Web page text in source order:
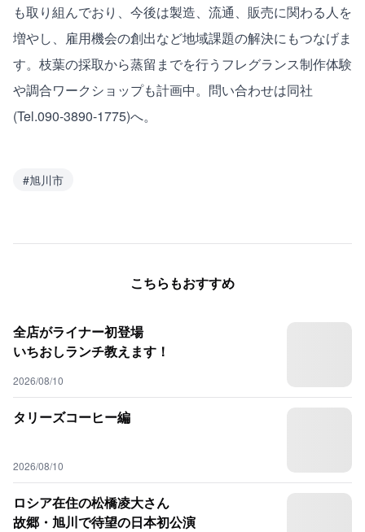
も取り組んでおり、今後は製造、流通、販売に関わる人を
増やし、雇用機会の創出など地域課題の解決にもつなげま
す。枝葉の採取から蒸留までを行うフレグランス制作体験
や調合ワークショップも計画中。問い合わせは同社
(Tel.090-3890-1775)へ。
#旭川市
こちらもおすすめ
全店がライナー初登場
いちおしランチ教えます！
2026/08/10
タリーズコーヒー編
2026/08/10
ロシア在住の松橋凌大さん
故郷・旭川で待望の日本初公演